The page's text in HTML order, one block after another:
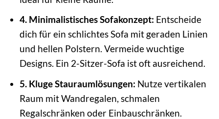
4. Minimalistisches Sofakonzept: Entscheide
dich für ein schlichtes Sofa mit geraden Linien
und hellen Polstern. Vermeide wuchtige
Designs. Ein 2-Sitzer-Sofa ist oft ausreichend.
5. Kluge Stauraumlösungen: Nutze vertikalen
Raum mit Wandregalen, schmalen
Regalschränken oder Einbauschränken.